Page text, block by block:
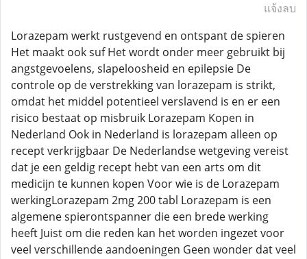
แจ้งลบ
Lorazepam werkt rustgevend en ontspant de spieren
Het maakt ook suf Het wordt onder meer gebruikt bij
angstgevoelens, slapeloosheid en epilepsie De
controle op de verstrekking van lorazepam is strikt,
omdat het middel potentieel verslavend is en er een
risico bestaat op misbruik Lorazepam Kopen in
Nederland Ook in Nederland is lorazepam alleen op
recept verkrijgbaar De Nederlandse wetgeving vereist
dat je een geldig recept hebt van een arts om dit
medicijn te kunnen kopen Voor wie is de Lorazepam
werkingLorazepam 2mg 200 tabl Lorazepam is een
algemene spierontspanner die een brede werking
heeft Juist om die reden kan het worden ingezet voor
veel verschillende aandoeningen Geen wonder dat veel